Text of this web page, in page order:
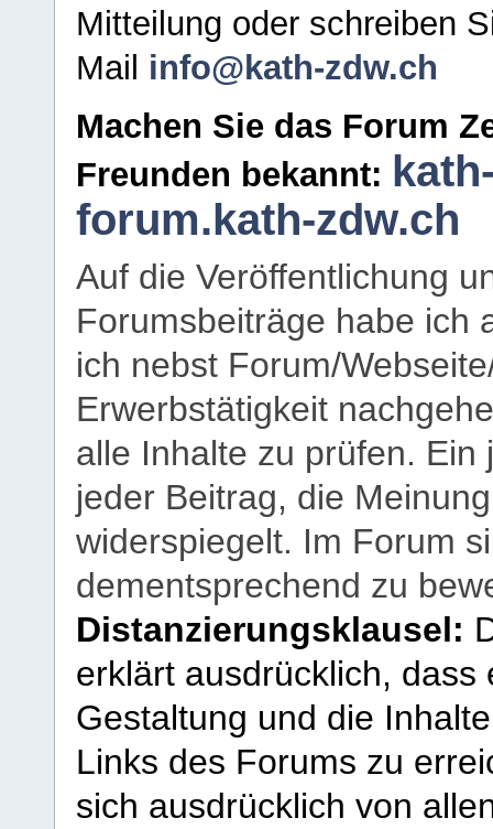
Mitteilung oder schreiben
Mail info@kath-zdw.ch
Machen Sie das Forum
Freunden bekannt:
forum.kath-zdw.ch
Auf die Veröffentlichung
Forumsbeiträge habe ich
ich nebst Forum/
Erwerbstätigkeit
alle Inhalte zu prüfen.
jeder Beitrag, die
widerspiegelt. Im Forum
dementsprechend zu
Distanzierungsklausel:
erklärt ausdrücklich,
Gestaltung und die
Links des Forums zu
sich ausdrücklich von